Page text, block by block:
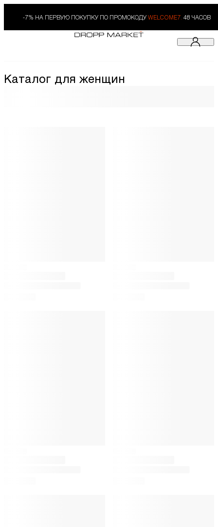
-7% НА ПЕРВУЮ ПОКУПКУ ПО ПРОМОКОДУ WELCOME7. 48 ЧАСОВ
Каталог для женщин